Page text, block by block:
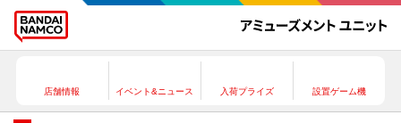
店舗情報 イベント&ニュース 入荷プライズ 設置ゲーム機